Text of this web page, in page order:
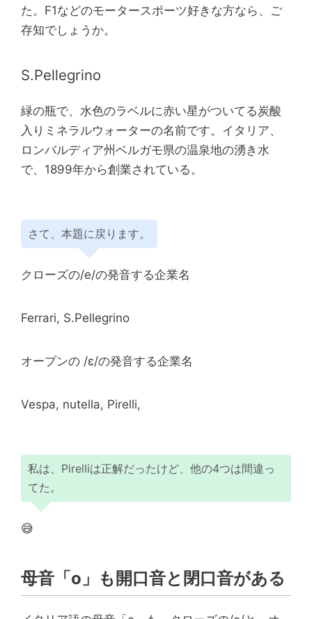
た。F1などのモータースポーツ好きな方なら、ご
存知でしょうか。
S.Pellegrino
緑の瓶で、水色のラベルに赤い星がついてる炭酸
入りミネラルウォーターの名前です。イタリア、
ロンバルディア州ベルガモ県の温泉地の湧き水
で、1899年から創業されている。
さて、本題に戻ります。
クローズの/e/の発音する企業名
Ferrari, S.Pellegrino
オープンの /ɛ/の発音する企業名
Vespa, nutella, Pirelli,
私は、Pirelliは正解だったけど、他の4つは間違っ
てた。
😅
母音「o」も開口音と閉口音がある